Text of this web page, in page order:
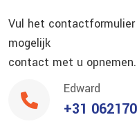
Vul het
mogelijk
contact met u opnemen.
Edward
+31